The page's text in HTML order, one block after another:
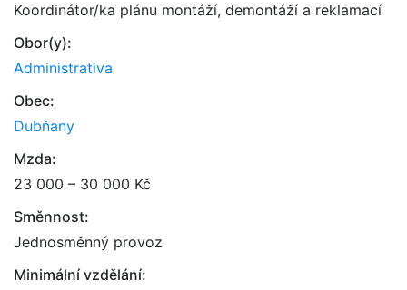
Koordinátor/ka plánu montáží, demontáží a reklamací
Obor(y):
Administrativa
Obec:
Dubňany
Mzda:
23 000 – 30 000 Kč
Směnnost:
Jednosměnný provoz
Minimální vzdělání: